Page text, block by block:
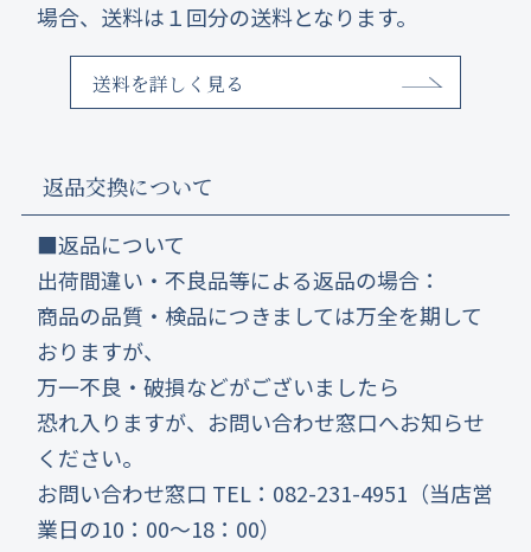
場合、送料は１回分の送料となります。
送料を詳しく見る
返品交換について
■返品について
出荷間違い・不良品等による返品の場合：
商品の品質・検品につきましては万全を期して
おりますが、
万一不良・破損などがございましたら
恐れ入りますが、お問い合わせ窓口へお知らせ
ください。
お問い合わせ窓口 TEL：082-231-4951（当店営
業日の10：00～18：00）